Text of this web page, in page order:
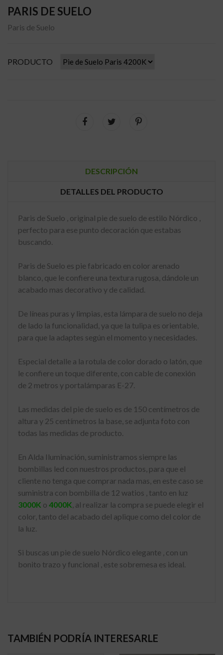
PARIS DE SUELO
Paris de Suelo
PRODUCTO
DESCRIPCIÓN
DETALLES DEL PRODUCTO
Paris de Suelo , original pie de suelo de estilo Nórdico ,
perfecto para ese punto decoración que estabas
buscando.
Paris de Suelo es pie fabricado en color arenado
blanco, que le confiere una textura rugosa, dándole un
acabado mas decorativo y de calidad.
De líneas puras y limpias, esta lámpara de suelo no deja
de lado la funcionalidad, ya que la tulipa es orientable,
para que la adaptes según el momento y necesidades.
Especial detalle a la rotula de color dorado o latón, que
le confiere un toque diferente, con cable de conexión
de 2 metros y portalámparas E-27.
Las medidas del pie de suelo es de 150 centímetros de
altura y 25 centímetros la base, se adjunta foto con
todas las medidas de producto.
En Alda Iluminación, suministramos siempre las
bombillas led con nuestros productos, para que el
cliente no tenga que comprar nada mas, en este caso se
suministra con bombilla de 12 watios , tanto en luz
3000K o 4000K , al realizar la compra se puede elegir el
color, tanto del acabado del aplique como del color de
la luz.
Si buscas un pie de suelo Nórdico elegante , con un
bonito trazo y funcional , este sobremesa es ideal.
TAMBIÉN PODRÍA INTERESARLE